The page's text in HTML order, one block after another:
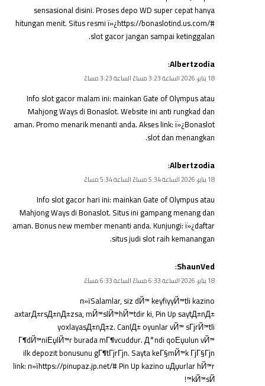
sensasional disini. Proses depo WD super cepat hanya
hitungan menit. Situs resmi ï»¿https://bonaslotind.us.com/#
slot gacor jangan sampai ketinggalan.
Albertzodia
:
18 يناير، 2026 الساعة 3:23 مساءً الساعة 3:23 مساءً
Info slot gacor malam ini: mainkan Gate of Olympus atau
Mahjong Ways di Bonaslot. Website ini anti rungkad dan
aman. Promo menarik menanti anda. Akses link: ï»¿Bonaslot
slotdan menangkan.
Albertzodia
:
18 يناير، 2026 الساعة 5:34 مساءً الساعة 5:34 مساءً
Info slot gacor hari ini: mainkan Gate of Olympus atau
Mahjong Ways di Bonaslot. Situs ini gampang menang dan
aman. Bonus new member menanti anda. Kunjungi: ï»¿daftar
situs judi slotraih kemanangan.
ShaunVed
:
18 يناير، 2026 الساعة 6:33 مساءً الساعة 6:33 مساءً
п»їSalamlar, siz dЙ™ keyfiyyЙ™tli kazino
axtarД±rsД±nД±zsa, mЙ™slЙ™hЙ™tdir ki, Pin Up saytД±nД±
yoxlayasД±nД±z. CanlД± oyunlar vЙ™ sГјrЙ™tli
Г¶dЙ™niЕџlЙ™r burada mГ¶vcuddur. Д°ndi qoЕџulun vЙ™
ilk depozit bonusunu gГ¶tГјrГјn. Sayta keГ§mЙ™k ГјГ§Гјn
link: п»їhttps://pinupaz.jp.net/# Pin Up kazino uДџurlar hЙ™r
kЙ™sЙ™!